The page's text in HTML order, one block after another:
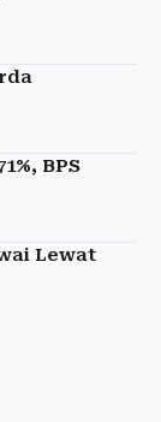
BPS
Lewat